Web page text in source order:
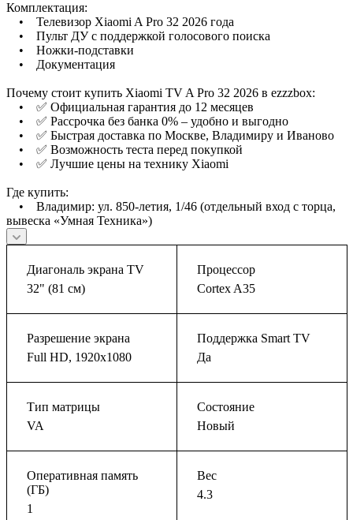
Комплектация:
• Телевизор Xiaomi A Pro 32 2026 года
• Пульт ДУ с поддержкой голосового поиска
• Ножки-подставки
• Документация
Почему стоит купить Xiaomi TV A Pro 32 2026 в ezzzbox:
• ✅ Официальная гарантия до 12 месяцев
• ✅ Рассрочка без банка 0% – удобно и выгодно
• ✅ Быстрая доставка по Москве, Владимиру и Иваново
• ✅ Возможность теста перед покупкой
• ✅ Лучшие цены на технику Xiaomi
Где купить:
• Владимир: ул. 850-летия, 1/46 (отдельный вход с торца,
вывеска «Умная Техника»)
Диагональ экрана TV
32" (81 см)
Процессор
Cortex A35
Разрешение экрана
Full HD, 1920x1080
Поддержка Smart TV
Да
Тип матрицы
VA
Состояние
Новый
Оперативная память
(ГБ)
1
Вес
4.3